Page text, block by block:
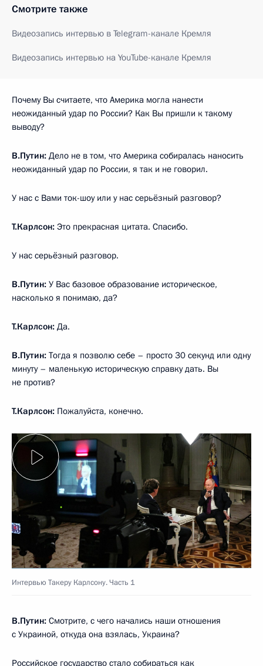
Смотрите также
Видеозапись интервью в Telegram-канале Кремля
Видеозапись интервью на YouTube-канале Кремля
Почему Вы считаете, что Америка могла нанести
неожиданный удар по России? Как Вы пришли к такому
выводу?
В.Путин: Дело не в том, что Америка собиралась наносить
неожиданный удар по России, я так и не говорил.
У нас с Вами ток-шоу или у нас серьёзный разговор?
Т.Карлсон: Это прекрасная цитата. Спасибо.
У нас серьёзный разговор.
В.Путин: У Вас базовое образование историческое,
насколько я понимаю, да?
Т.Карлсон: Да.
В.Путин: Тогда я позволю себе – просто 30 секунд или одну
минуту – маленькую историческую справку дать. Вы
не против?
Т.Карлсон: Пожалуйста, конечно.
Интервью Такеру Карлсону. Часть 1
В.Путин: Смотрите, с чего начались наши отношения
с Украиной, откуда она взялась, Украина?
Российское государство стало собираться как